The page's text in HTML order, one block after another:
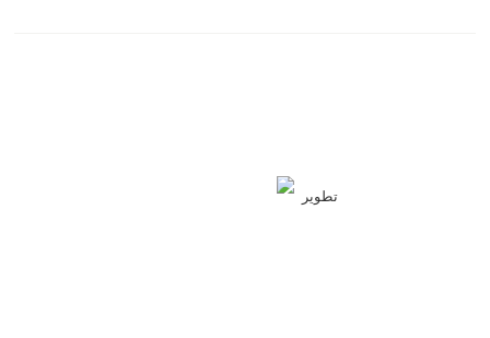
تطوير